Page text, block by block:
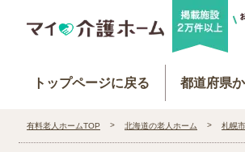
トップページに戻る 都道府県
有料老人ホームTOP 北海道の老人ホーム 札幌